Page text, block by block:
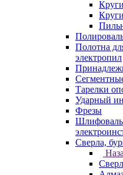
Полотна
электропил
Тарелки
Ударный
Фрезы
Сверла,